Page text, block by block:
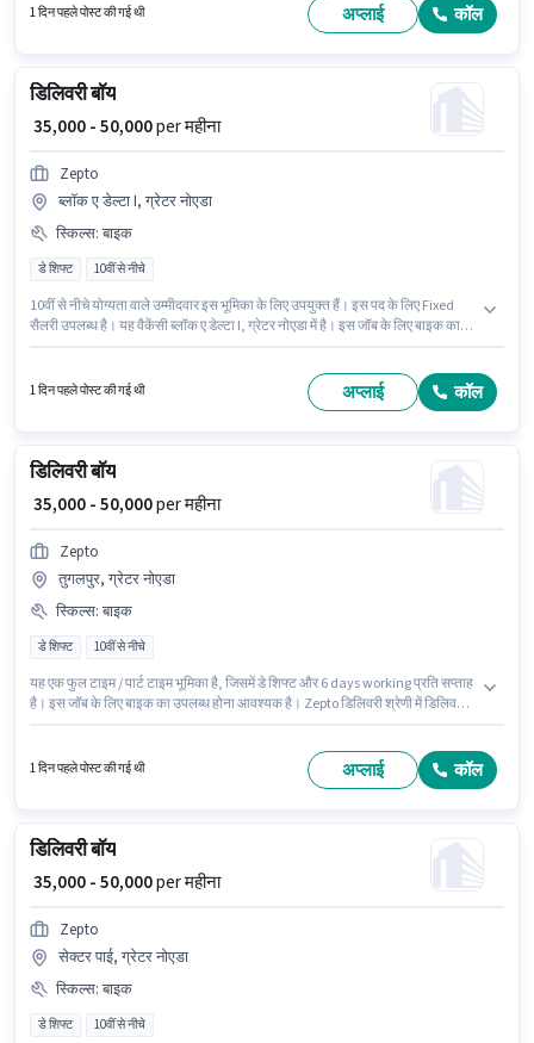
1 दिन पहले पोस्ट की गई थी अप्लाई कॉल
डिलिवरी बॉय
₹ 35,000 - 50,000per महीना
Zepto
ब्लॉक ए डेल्टा I, ग्रेटर नोएडा
स्किल्स: बाइक
डे शिफ्ट 10वीं से नीचे
10वीं से नीचे योग्यता वाले उम्मीदवार इस भूमिका के लिए उपयुक्त हैं। इस पद के लिए Fixed
सैलरी उपलब्ध है। यह वैकेंसी ब्लॉक ए डेल्टा I, ग्रेटर नोएडा में है। इस जॉब के लिए बाइक का
1 दिन पहले पोस्ट की गई थी अप्लाई कॉल
डिलिवरी बॉय
₹ 35,000 - 50,000per महीना
Zepto
तुगलपुर, ग्रेटर नोएडा
स्किल्स: बाइक
डे शिफ्ट 10वीं से नीचे
यह एक फुल टाइम / पार्ट टाइम भूमिका है, जिसमें डे शिफ्ट और 6 days working प्रति सप्ताह
है। इस जॉब के लिए बाइक का उपलब्ध होना आवश्यक है। Zepto डिलिवरी श्रेणी में डिलिवरी
1 दिन पहले पोस्ट की गई थी अप्लाई कॉल
डिलिवरी बॉय
₹ 35,000 - 50,000per महीना
Zepto
सेक्टर पाई, ग्रेटर नोएडा
स्किल्स: बाइक
डे शिफ्ट 10वीं से नीचे